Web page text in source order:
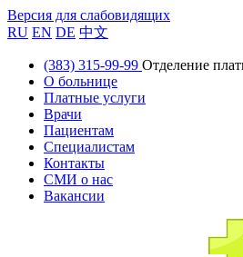
Версия для слабовидящих
RU EN DE 中文
(383) 315-99-99 Отделение
О больнице
Платные услуги
Врачи
Пациентам
Специалистам
Контакты
СМИ о нас
Вакансии